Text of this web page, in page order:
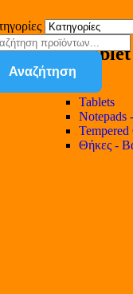
Tablets
Notepads
Tempered
Θήκες -
Αναζήτηση